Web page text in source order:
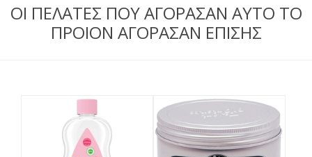
ΟΙ ΠΕΛΑΤΕΣ ΠΟΥ ΑΓΟΡΑΣΑΝ ΑΥΤΟ ΤΟ
ΠΡΟΙΟΝ ΑΓΟΡΑΣΑΝ ΕΠΙΣΗΣ